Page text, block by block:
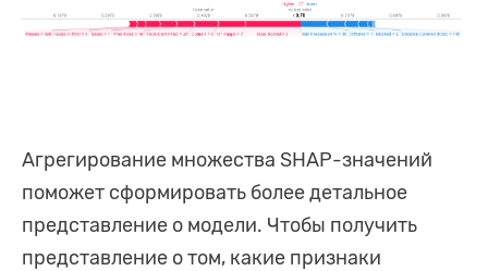
Агрегирование множества SHAP-значений
поможет сформировать более детальное
представление о модели. Чтобы получить
представление о том, какие признаки